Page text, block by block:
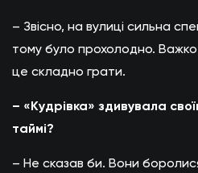
– Звісно, на вулиці сильна
тому було прохолодно.
це складно грати.
– «Кудрівка» здивувала
таймі?
– Не сказав би. Вони